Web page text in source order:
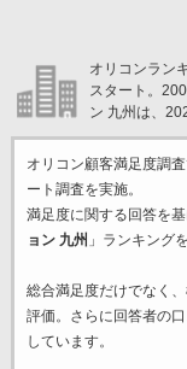
オリコンラン
スタート。
ン 九州は、
オリコン顧客満足度調
ート調査を実施。
満足度に関する回答を
ョン 九州 」ランキング
総合満足度だけでなく
評価。さらに回答者の
しています。